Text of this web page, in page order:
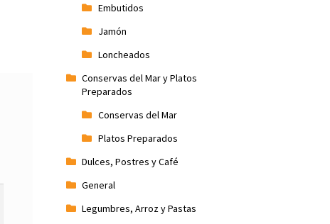
Embutidos
Jamón
Loncheados
Conservas del Mar y Platos
Preparados
Conservas del Mar
Platos Preparados
Dulces, Postres y Café
General
Legumbres, Arroz y Pastas